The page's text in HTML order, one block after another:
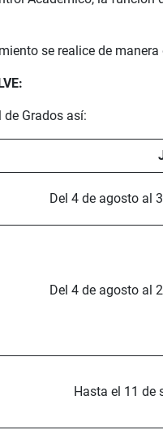
se realice de
Grados así:
Del 4 de agosto al
Del 4 de agosto al
Hasta el 11 de